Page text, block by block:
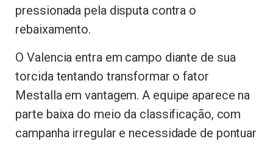
pressionada pela disputa contra o
rebaixamento.
O Valencia entra em campo diante de sua
torcida tentando transformar o fator
Mestalla em vantagem. A equipe aparece na
parte baixa do meio da classificação, com
campanha irregular e necessidade de pontuar